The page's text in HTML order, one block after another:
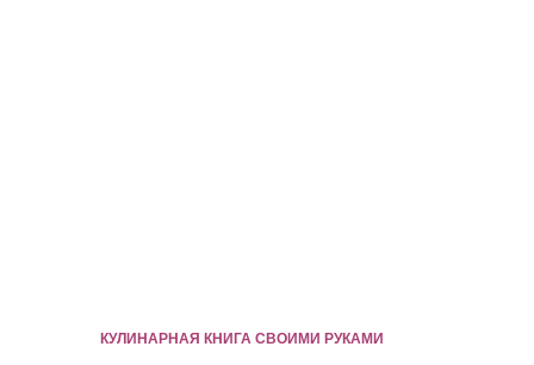
КУЛИНАРНАЯ КНИГА СВОИМИ РУКАМИ